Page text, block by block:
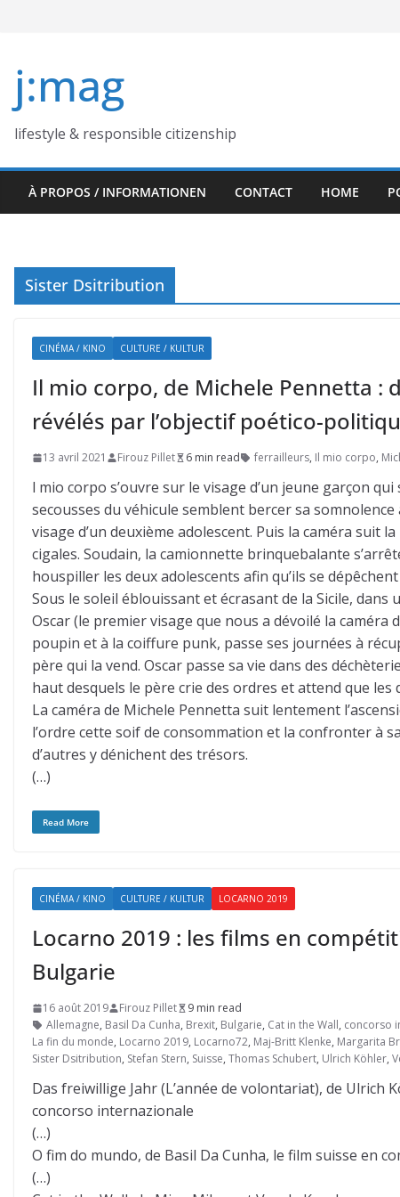
j:mag
lifestyle & responsible citizenship
À PROPOS / INFORMATIONEN CONTACT HOME
Sister Dsitribution
CINÉMA / KINO CULTURE / KULTUR
Il mio corpo, de Michele Pennetta :
révélés par l’objectif poético-
13 avril 2021 Firouz Pillet 6 min read ferrailleurs, Il mio corpo,
l mio corpo s’ouvre sur le visage d’un jeune garçon
secousses du véhicule semblent bercer sa
visage d’un deuxième adolescent. Puis la caméra
cigales. Soudain, la camionnette brinquebalante
houspiller les deux adolescents afin qu’ils se
Sous le soleil éblouissant et écrasant de la Sicile,
Oscar (le premier visage que nous a dévoilé la
poupin et à la coiffure punk, passe ses journées à
père qui la vend. Oscar passe sa vie dans des
haut desquels le père crie des ordres et attend que
La caméra de Michele Pennetta suit lentement
l’ordre cette soif de consommation et la confronter à
d’autres y dénichent des trésors.
(…)
Read More
CINÉMA / KINO CULTURE / KULTUR LOCARNO 2019
Locarno 2019 : les films en
Bulgarie
16 août 2019 Firouz Pillet
9 min read
Allemagne, Basil Da Cunha, Brexit, Bulgarie, Cat in the Wall, concorso
La fin du monde, Locarno 2019, Locarno72, Maj-Britt Klenke, Margarita
Sister Dsitribution, Stefan Stern, Suisse, Thomas Schubert, Ulrich Köhler,
Das freiwillige Jahr (L’année de volontariat), de Ulrich
concorso internazionale
(…)
O fim do mundo, de Basil Da Cunha, le film suisse en
(…)